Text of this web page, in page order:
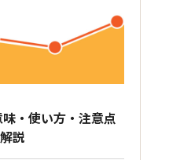
・使い方・注意点
説